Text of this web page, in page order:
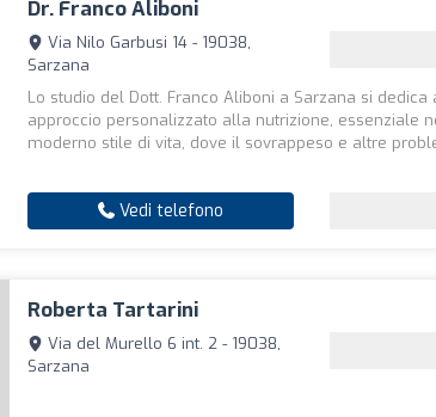
Dr. Franco Aliboni
Via Nilo Garbusi 14 - 19038,
Sarzana
Lo studio del Dott. Franco Aliboni a Sarzana si dedica
approccio personalizzato alla nutrizione, essenziale
moderno stile di vita, dove il sovrappeso e altre
Vedi telefono
Roberta Tartarini
Via del Murello 6 int. 2 - 19038,
Sarzana